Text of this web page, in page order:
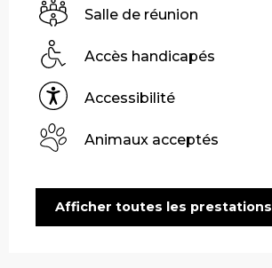
Salle de réunion
Accès handicapés
Accessibilité
Animaux acceptés
Afficher toutes les prestations